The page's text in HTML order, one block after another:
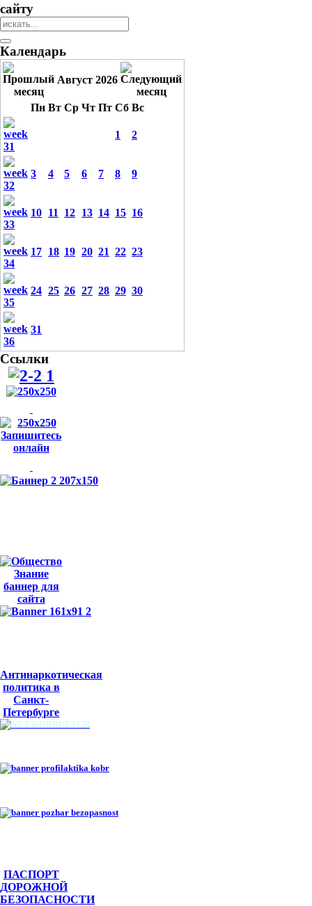
сайту
Календарь
Август 2026
Пн Вт Ср Чт Пт Сб Вс
1 2
3 4 5 6 7 8 9
10 11 12 13 14 15 16
17 18 19 20 21 22 23
24 25 26 27 28 29 30
31
Ссылки
Антинаркотическая
политика в
Санкт-
Петербурге
ПАСПОРТ
ДОРОЖНОЙ
БЕЗОПАСНОСТИ